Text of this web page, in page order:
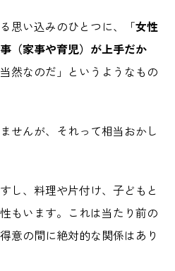
思い込みのひとつに、「女性
（家事や育児）が上手だか
然なのだ」というようなもの
せんが、それって相当おかし
し、料理や片付け、子どもと
もいます。これは当たり前の
意の間に絶対的な関係はあり